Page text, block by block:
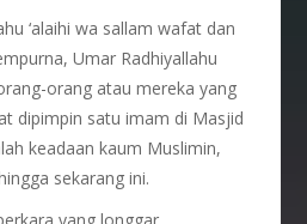
‘alaihi wa sallam wafat dan
Umar Radhiyallahu
orang atau mereka yang
dipimpin satu imam di Masjid
keadaan kaum Muslimin,
sekarang ini.